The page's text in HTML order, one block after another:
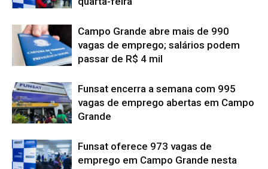
Campo Grande abre mais de 990
vagas de emprego; salários podem
passar de R$ 4 mil
Funsat encerra a semana com 995
vagas de emprego abertas em Campo
Grande
Funsat oferece 973 vagas de
emprego em Campo Grande nesta